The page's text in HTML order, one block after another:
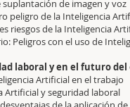
suplantación de imagen y voz
peligro de la Inteligencia
riesgos de la Inteligencia
Peligros con el uso de
laboral y en el futuro
Artificial en el trabajo
Artificial y seguridad laboral